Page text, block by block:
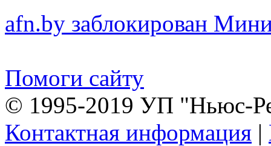
afn.by заблокирован
Помоги сайту
© 1995-2019 УП "Ньюс-
Контактная информация |